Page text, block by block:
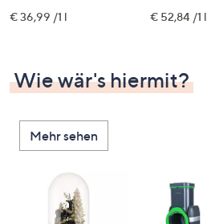
anzuzeigen.
€ 36,99 /1 l € 52,84 /1 l
Wie wär's hiermit?
Mehr sehen